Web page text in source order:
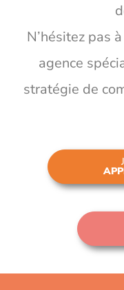
N’hésitez pas à
agence
stratégie de